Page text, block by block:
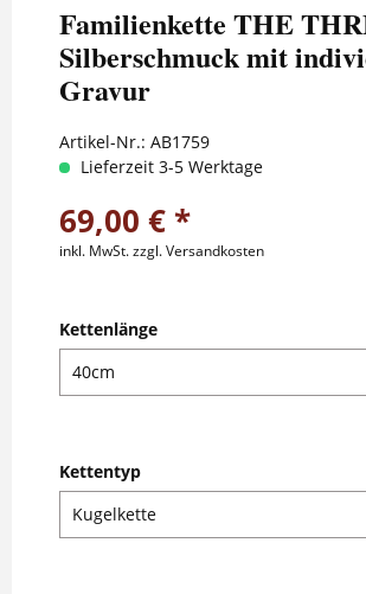
Familienkette THE
Silberschmuck mit
Gravur
Artikel-Nr.: AB1759
Lieferzeit 3-5 Werktage
69,00 € *
inkl. MwSt.zzgl. Versandkosten
Kettenlänge
Kettentyp